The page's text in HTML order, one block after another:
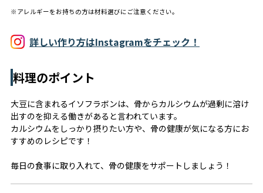
※アレルギーをお持ちの方は材料選びにご注意ください。
詳しい作り方はInstagramをチェック！
料理のポイント
大豆に含まれるイソフラボンは、骨からカルシウムが過剰に溶け
出すのを抑える働きがあると言われています。
カルシウムをしっかり摂りたい方や、骨の健康が気になる方にお
すすめのレシピです！
毎日の食事に取り入れて、骨の健康をサポートしましょう！